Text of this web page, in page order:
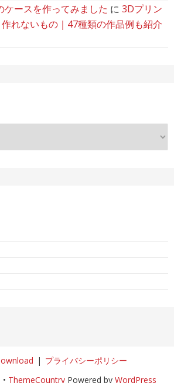
ースを作ってみました に 3Dプリン
れないもの｜47種類の作品例も紹介
プライバシーポリシー
ThemeCountry Powered by WordPress